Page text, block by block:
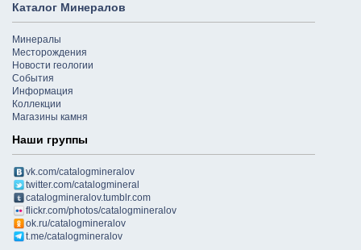
Каталог Минералов
Минералы
Месторождения
Новости геологии
События
Информация
Коллекции
Магазины камня
Наши группы
vk.com/catalogmineralov
twitter.com/catalogmineral
catalogmineralov.tumblr.com
flickr.com/photos/catalogmineralov
ok.ru/catalogmineralov
t.me/catalogmineralov